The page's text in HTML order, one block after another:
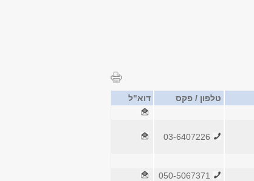
טלפון / פקס
דוא"ל